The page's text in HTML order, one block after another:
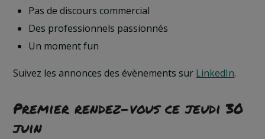
Pas de discours commercial
Des professionnels passionnés
Un moment fun
Suivez les annonces des évènements sur LinkedIn.
Premier rendez-vous ce jeudi 30
juin